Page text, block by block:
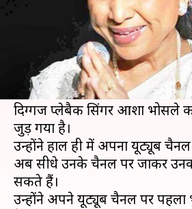
लॉकडाउन की वजह से घर में बैठे
बिताने और दर्शकों का मनोरंजन
मीडिया पर काफी एक्टिव हो गए हैं।
दिग्गज प्लेबैक सिंगर आशा भोसले
जुड़ गया है।
उन्होंने हाल ही में अपना यूट्यूब
अब सीधे उनके चैनल पर जाकर
सकते हैं।
उन्होंने अपने यूट्यूब चैनल पर पहला